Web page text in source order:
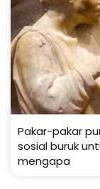
Pakar-pakar
sosial buruk
mengapa